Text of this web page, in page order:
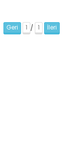
Geri 1 / 1 İleri